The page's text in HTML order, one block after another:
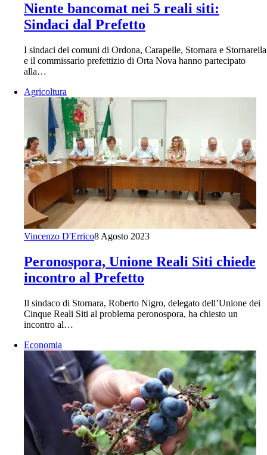
Niente bancomat nei 5 reali siti:
Sindaci dal Prefetto
I sindaci dei comuni di Ordona, Carapelle, Stornara e Stornarella
e il commissario prefettizio di Orta Nova hanno partecipato
alla…
Agricoltura
Vincenzo D'Errico8 Agosto 2023
Peronospora, Unione Reali Siti chiede
incontro al Prefetto
Il sindaco di Stornara, Roberto Nigro, delegato dell’Unione dei
Cinque Reali Siti al problema peronospora, ha chiesto un
incontro al…
Economia